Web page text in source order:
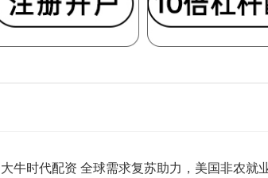
大牛时代配资 全球需求复苏助力，美国非农就